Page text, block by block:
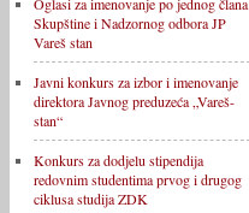
Skupštine i Nadzornog odbora JP
Vareš stan
Javni konkurs za izbor i imenovanje
direktora Javnog preduzeća „Vareš-
stan“
Konkurs za dodjelu stipendija
redovnim studentima prvog i drugog
ciklusa studija ZDK